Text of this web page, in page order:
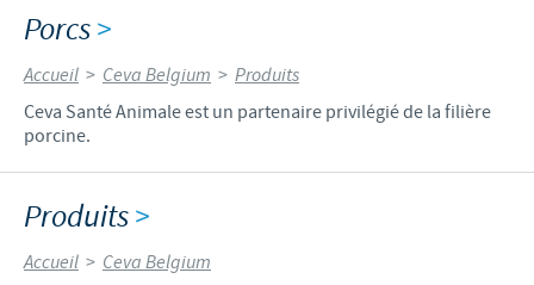
Porcs>
Accueil > Ceva Belgium > Produits
Ceva Santé Animale est un partenaire privilégié de la filière
porcine.
Produits>
Accueil > Ceva Belgium